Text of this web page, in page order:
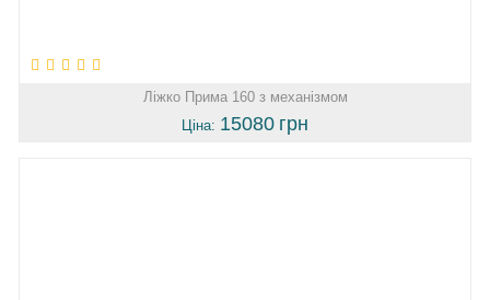
Ліжко Прима 160 з механізмом
Ціна: 15080 грн